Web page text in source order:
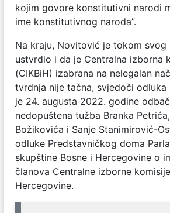
kojim govore konstitutivni narodi
ime konstitutivnog naroda”.
Na kraju, Novitović je tokom svog
ustvrdio i da je Centralna izborna
(CIKBiH) izabrana na nelegalan
tvrdnja nije tačna, svjedoči odluka
je 24. augusta 2022. godine
nedopuštena tužba Branka
Božikovića i Sanje Stanimirović-
odluke Predstavničkog doma
skupštine Bosne i Hercegovine o
članova Centralne izborne
Hercegovine.